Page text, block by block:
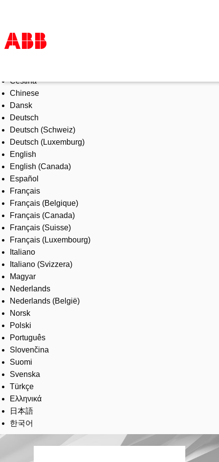
Products & Solutions
Industries
Services
About us
Where to buy
Contact us
Careers
Čeština
Chinese
Dansk
Deutsch
Deutsch (Schweiz)
Deutsch (Luxemburg)
English
English (Canada)
Español
Français
Français (Belgique)
Français (Canada)
Français (Suisse)
Français (Luxembourg)
Italiano
Italiano (Svizzera)
Magyar
Nederlands
Nederlands (België)
Norsk
Polski
Português
Slovenčina
Suomi
Svenska
Türkçe
Ελληνικά
日本語
한국어